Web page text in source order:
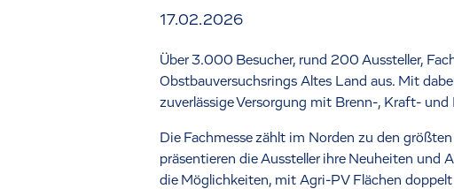
17.02.2026
Über 3.000 Besucher, rund 200 Aussteller,
Obstbauversuchsrings Altes Land aus. Mit
zuverlässige Versorgung mit Brenn-, Kraft-
Die Fachmesse zählt im Norden zu den
präsentieren die Aussteller ihre Neuheiten
die Möglichkeiten, mit Agri-PV Flächen